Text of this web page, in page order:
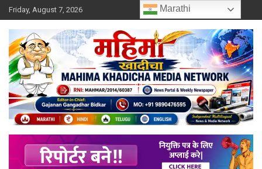
Skip
to
content
Friday, August 7, 2026
Mahimakhadicha
Marathi